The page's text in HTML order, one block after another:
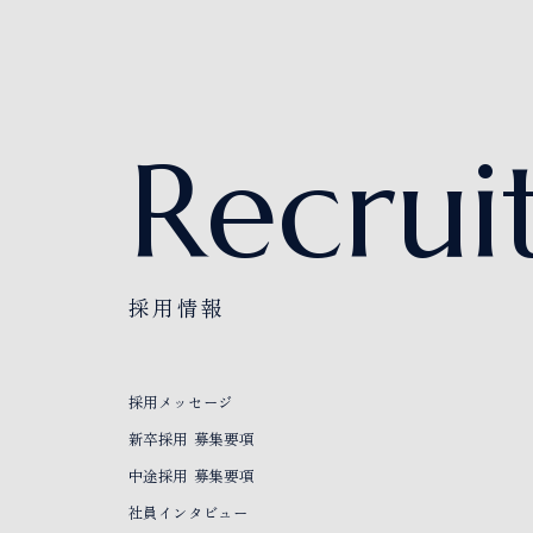
採用情報
採用メッセージ
新卒採用 募集要項
中途採用 募集要項
社員インタビュー